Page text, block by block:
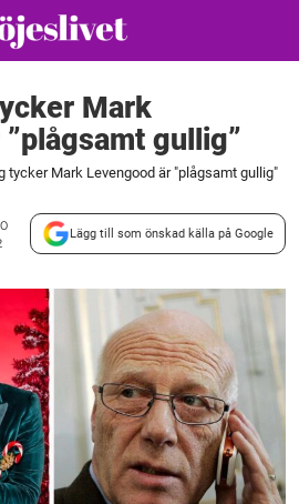
Mark
gullig”
tycker Mark Levengood är "plågsamt gullig"
Lägg till som önskad källa på Google